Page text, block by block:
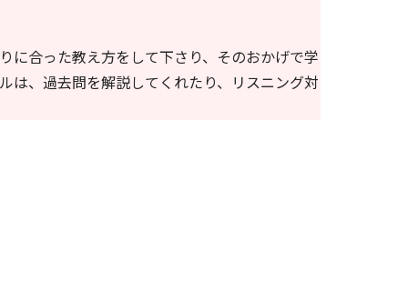
に合った教え方をして下さり、そのおかげで学
は、過去問を解説してくれたり、リスニング対